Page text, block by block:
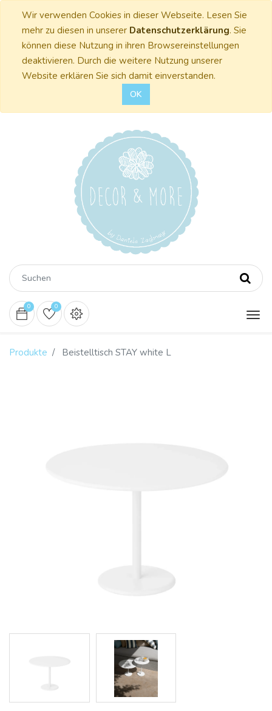
Wir verwenden Cookies in dieser Webseite. Lesen Sie
mehr zu diesen in unserer Datenschutzerklärung. Sie
können diese Nutzung in ihren Browsereinstellungen
deaktivieren. Durch die weitere Nutzung unserer
Website erklären Sie sich damit einverstanden.
OK
0 0
Produkte Beistelltisch STAY white L